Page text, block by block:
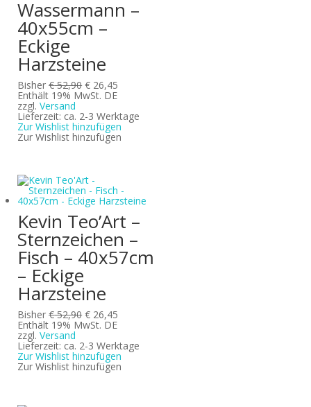
Wassermann –
40x55cm –
Eckige
Harzsteine
Bisher €52,90Ursprünglicher
Preis
€ 52,90
€ 26,45
€ 26,45.
Enthält 19% MwSt. DE
zzgl.Versand
Lieferzeit: ca. 2-3 Werktage
Zur Wishlist hinzufügen
Zur Wishlist hinzufügen
Kevin Teo’Art –
Sternzeichen –
Fisch – 40x57cm
– Eckige
Harzsteine
Bisher €52,90Ursprünglicher
Preis
€ 52,90
€ 26,45
€ 26,45.
Enthält 19% MwSt. DE
zzgl.Versand
Lieferzeit: ca. 2-3 Werktage
Zur Wishlist hinzufügen
Zur Wishlist hinzufügen